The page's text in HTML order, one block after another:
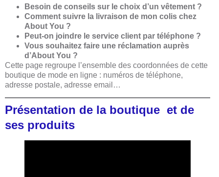
Besoin de conseils sur le choix d’un vêtement ?
Comment suivre la livraison de mon colis chez
About You ?
Peut-on joindre le service client par téléphone ?
Vous souhaitez faire une réclamation auprès
d’About You ?
Cette page regroupe l’ensemble des coordonnées de cette
boutique de mode en ligne : numéros de téléphone,
adresse postale, adresse email…
Présentation de la boutique et de
ses produits